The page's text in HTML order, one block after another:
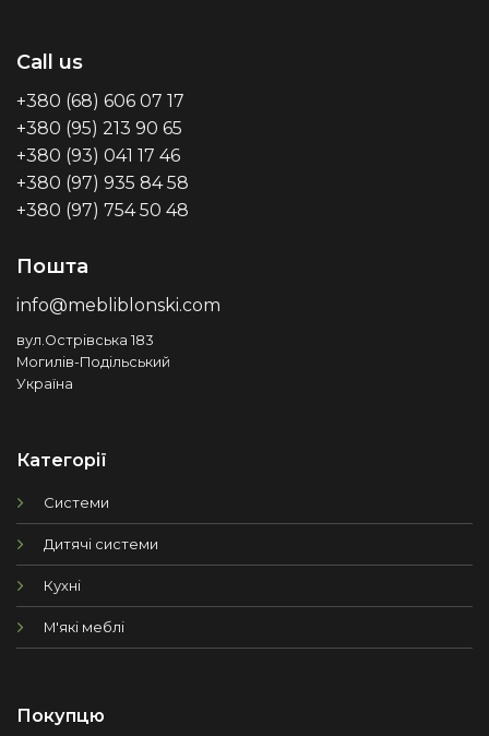
Call us
+380 (68) 606 07 17
+380 (95) 213 90 65
+380 (93) 041 17 46
+380 (97) 935 84 58
+380 (97) 754 50 48
Пошта
info@mebliblonski.com
вул.Острівська 183
Могилів-Подільський
Україна
Категорії
Системи
Дитячі системи
Кухні
М'які меблі
Покупцю